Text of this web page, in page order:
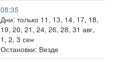
08:35
Дни: только 11, 13, 14, 17, 18,
19, 20, 21, 24, 26, 28, 31 авг,
1, 2, 3 сен
Остановки: Везде